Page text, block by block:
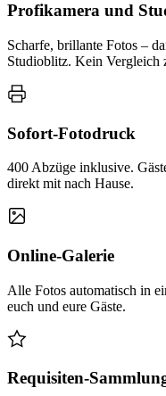
Profikamera und
Scharfe, brillante Fotos –
Studioblitz. Kein Vergleich
Sofort-Fotodruck
400 Abzüge inklusive.
direkt mit nach Hause.
Online-Galerie
Alle Fotos automatisch in
euch und eure Gäste.
Requisiten-